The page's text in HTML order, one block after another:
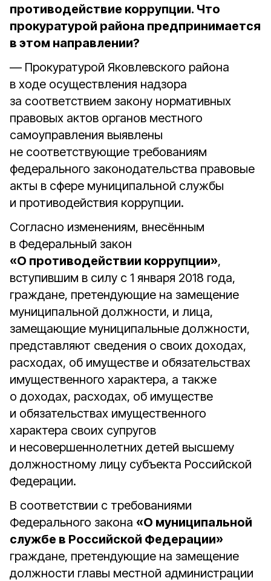
противодействие коррупции. Что
прокуратурой района предпринимается
в этом направлении?
— Прокуратурой Яковлевского района
в ходе осуществления надзора
за соответствием закону нормативных
правовых актов органов местного
самоуправления выявлены
не соответствующие требованиям
федерального законодательства правовые
акты в сфере муниципальной службы
и противодействия коррупции.
Согласно изменениям, внесённым
в Федеральный закон
«О противодействии коррупции»,
вступившим в силу с 1 января 2018 года,
граждане, претендующие на замещение
муниципальной должности, и лица,
замещающие муниципальные должности,
представляют сведения о своих доходах,
расходах, об имуществе и обязательствах
имущественного характера, а также
о доходах, расходах, об имуществе
и обязательствах имущественного
характера своих супругов
и несовершеннолетних детей высшему
должностному лицу субъекта Российской
Федерации.
В соответствии с требованиями
Федерального закона «О муниципальной
службе в Российской Федерации»
граждане, претендующие на замещение
должности главы местной администрации